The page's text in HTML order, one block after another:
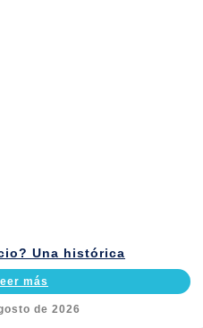
Una histórica
más
de 2026